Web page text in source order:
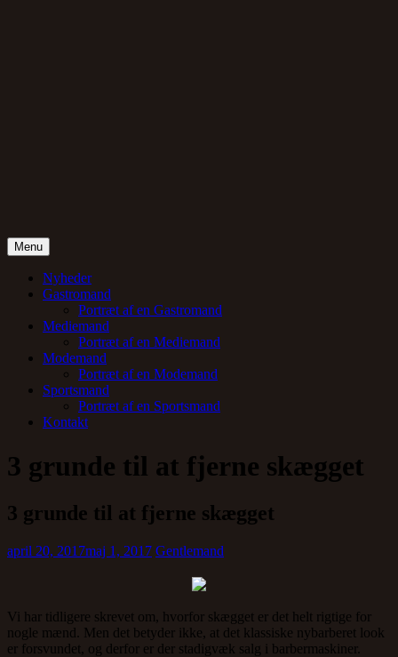
Gentlemand
Menu
Nyheder
Gastromand
Portræt af en Gastromand
Mediemand
Portræt af en Mediemand
Modemand
Portræt af en Modemand
Sportsmand
Portræt af en Sportsmand
Kontakt
3 grunde til at fjerne skægget
3 grunde til at fjerne skægget
april 20, 2017maj 1, 2017 Gentlemand
Vi har tidligere skrevet om, hvorfor skægget er det helt rigtige for
nogle mænd. Men det betyder ikke, at det klassiske nybarberet look
er forsvundet, og derfor er der stadigvæk salg i barbermaskiner.